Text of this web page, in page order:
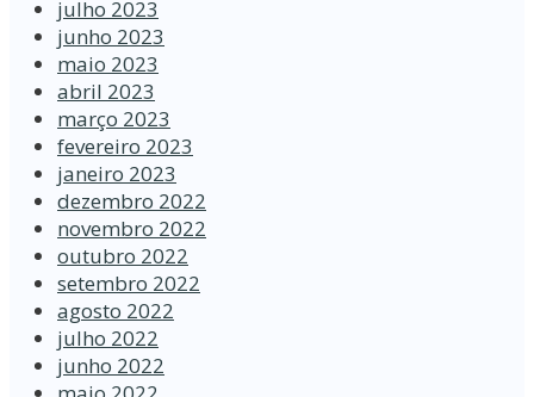
julho 2023
junho 2023
maio 2023
abril 2023
março 2023
fevereiro 2023
janeiro 2023
dezembro 2022
novembro 2022
outubro 2022
setembro 2022
agosto 2022
julho 2022
junho 2022